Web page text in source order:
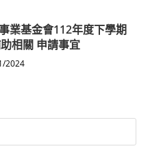
業基金會112年度下學期
相關 申請事宜
2024